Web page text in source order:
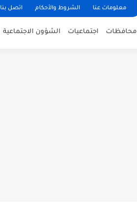
معلومات عنا الشروط والأحكام اتصل بنا
محافظات اجتماعيات الشؤون الاجتماعية